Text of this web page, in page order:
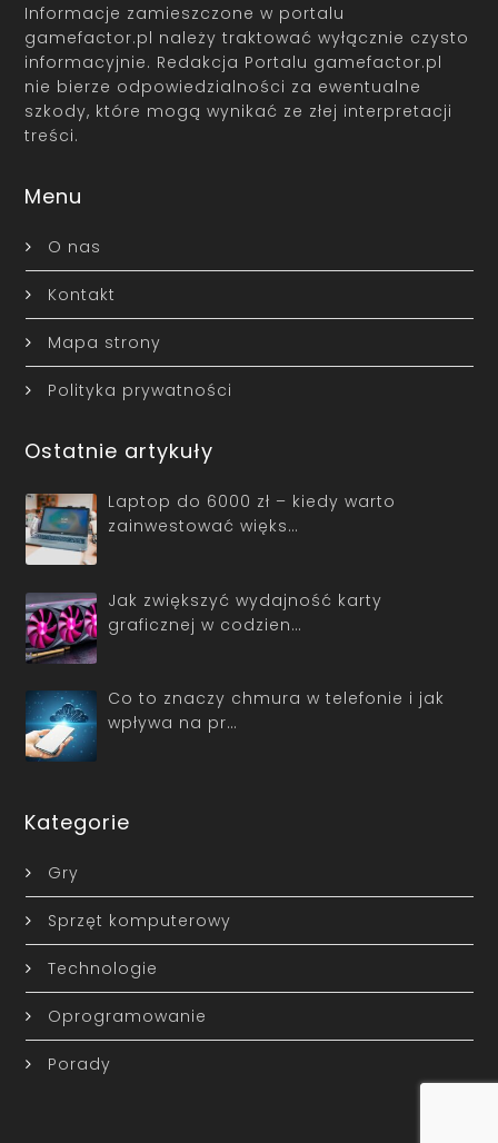
Informacje zamieszczone w portalu
gamefactor.pl należy traktować wyłącznie czysto
informacyjnie. Redakcja Portalu gamefactor.pl
nie bierze odpowiedzialności za ewentualne
szkody, które mogą wynikać ze złej interpretacji
treści.
Menu
O nas
Kontakt
Mapa strony
Polityka prywatności
Ostatnie artykuły
Laptop do 6000 zł – kiedy warto
zainwestować więks…
Jak zwiększyć wydajność karty
graficznej w codzien…
Co to znaczy chmura w telefonie i jak
wpływa na pr…
Kategorie
Gry
Sprzęt komputerowy
Technologie
Oprogramowanie
Porady